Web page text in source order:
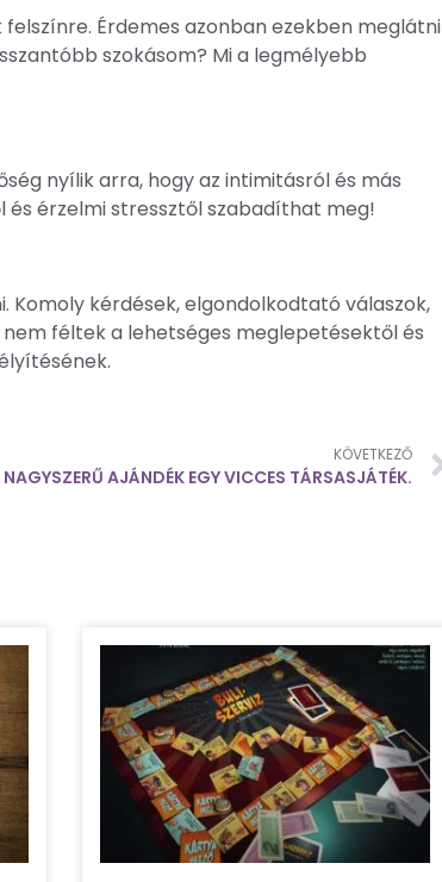
Érdemes azonban ezekben meglátni
szokásom? Mi a legmélyebb
nyílik arra, hogy az intimitásról és más
érzelmi stressztől szabadíthat meg!
kérdések, elgondolkodtató válaszok,
féltek a lehetséges meglepetésektől és
KÖVETKEZŐ
NAGYSZERŰ AJÁNDÉK EGY VICCES TÁRSASJÁTÉK.